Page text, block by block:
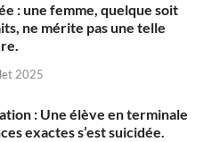
: une femme, quelque soit
ne mérite pas une telle
2025
: Une élève en terminale
exactes s’est suicidée.